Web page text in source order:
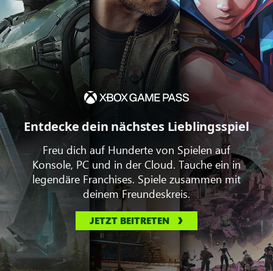
Entdecke dein nächstes Lieblingsspiel
Freu dich auf Hunderte von Spielen auf
Konsole, PC und in der Cloud. Tauche ein in
legendäre Franchises. Spiele zusammen mit
deinem Freundeskreis.
JETZT BEITRETEN